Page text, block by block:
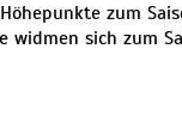
zum
widmen sich zum